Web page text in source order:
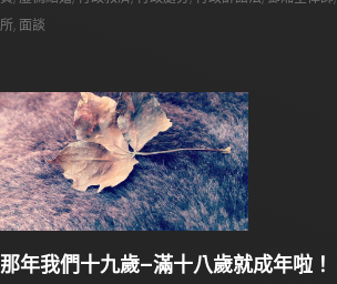
所, 面談
那年我們十九歲–滿十八歲就成年啦！